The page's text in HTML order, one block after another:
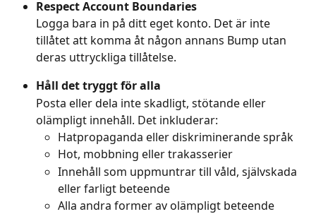
Respect Account Boundaries
Logga bara in på ditt eget konto. Det är inte
tillåtet att komma åt någon annans Bump utan
deras uttryckliga tillåtelse.
Håll det tryggt för alla
Posta eller dela inte skadligt, stötande eller
olämpligt innehåll. Det inkluderar:
Hatpropaganda eller diskriminerande språk
Hot, mobbning eller trakasserier
Innehåll som uppmuntrar till våld, självskada
eller farligt beteende
Alla andra former av olämpligt beteende